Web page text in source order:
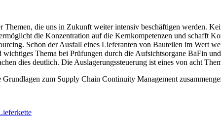
Themen, die uns in Zukunft weiter intensiv beschäftigen werden.
die Konzentration auf die Kernkompetenzen und schafft
Schon der Ausfall eines Lieferanten von Bauteilen im Wert
wichtiges Thema bei Prüfungen durch die Aufsichtsorgane BaFin
dies deutlich. Die Auslagerungssteuerung ist eines von acht
Grundlagen zum Supply Chain Continuity Management